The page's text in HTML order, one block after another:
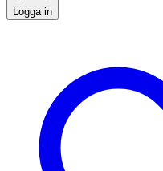
Logga in